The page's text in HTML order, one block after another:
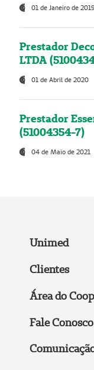
01 de Janeiro de
Prestador
LTDA
01 de Abril de 2020
Prestador
(51004354-7)
04 de Maio de 2021
Unimed
Clientes
Área do
Fale Conosco